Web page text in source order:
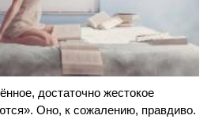
достаточно жестокое
Оно, к сожалению, правдиво.